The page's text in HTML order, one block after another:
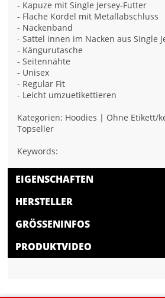
- Kapuze mit Single Jersey-Futter
- Flache Kordel mit Metallabschluss
- Nackenband
- Sattel innen im Nacken aus Single
- Kängurutasche
- Seitennähte
- Unisex
- Regular Fit
- Leicht umzuetikettieren
Kategorien: Hoodies | Ohne Etikett/
Topseller
Keywords:
EIGENSCHAFTEN
HERSTELLER
GRÖSSENINFOS
PRODUKTVIDEO